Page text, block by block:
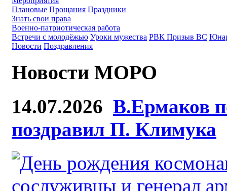
Плановые Прощания Праздники
Знать свои права
Военно-патриотическая работа
Встречи с молодёжью Уроки мужества РВК Призыв ВС
Новости Поздравления
Новости МОРО
14.07.2026 В.Ермаков
поздравил П. Климука